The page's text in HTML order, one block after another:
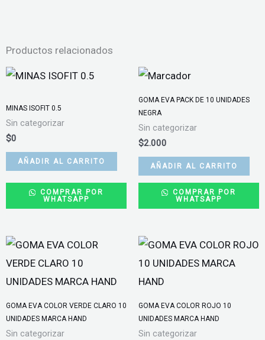
cantidad
Productos relacionados
MINAS ISOFIT 0.5
Sin categorizar
$0
AÑADIR AL CARRITO
COMPRAR POR
WHATSAPP
GOMA EVA PACK DE 10 UNIDADES
NEGRA
Sin categorizar
$2.000
AÑADIR AL CARRITO
COMPRAR POR
WHATSAPP
GOMA EVA COLOR VERDE CLARO 10
UNIDADES MARCA HAND
Sin categorizar
GOMA EVA COLOR ROJO 10
UNIDADES MARCA HAND
Sin categorizar